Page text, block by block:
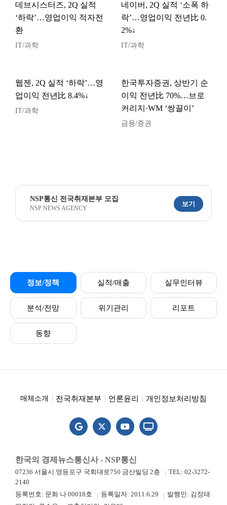
데브시스터즈, 2Q 실적
‘하락’…영업이익 적자전
환
IT/과학
네이버, 2Q 실적 ‘소폭 하
락’…영업이익 전년比 0.
2%↓
IT/과학
웹젠, 2Q 실적 ‘하락’…영
업이익 전년比 8.4%↓
IT/과학
한국투자증권, 상반기 순
이익 전년比 70%…브로
커리지·WM ‘쌍끌이’
금융/증권
NSP통신 전국취재본부 모집
NSP NEWS AGENCY
보기
정보/정책 실적/매출 실무인터뷰
분석/전망 위기관리 리포트
동향
매체소개 전국취재본부 언론윤리 개인정보처리방침
한국의 경제뉴스통신사 - NSP통신
07236 서울시 영등포구 국회대로750 금산빌딩 2층
TEL: 02-3272-
2140
등록번호: 문화 나 00018호
등록일자: 2011.6.29
발행인: 김정태